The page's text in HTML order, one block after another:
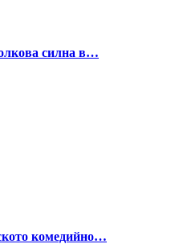
силна в…
комедийно…